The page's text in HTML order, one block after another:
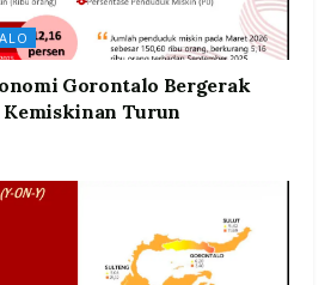
Gorontalo Bergerak
Turun